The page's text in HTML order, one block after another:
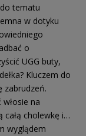
tematu
w dotyku
o
UGG buty,
Kluczem do
zabrudzeń.
na
całą cholewkę i…
wyglądem